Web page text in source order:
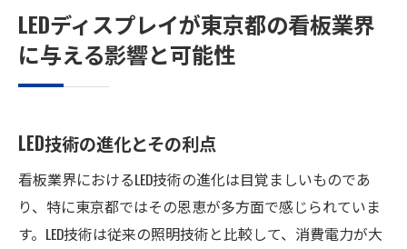
LEDディスプレイが東京都の看板業界
に与える影響と可能性
LED技術の進化とその利点
看板業界におけるLED技術の進化は目覚ましいものであ
り、特に東京都ではその恩恵が多方面で感じられていま
す。LED技術は従来の照明技術と比較して、消費電力が大